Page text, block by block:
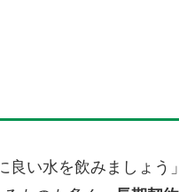
良い水を飲みましょ